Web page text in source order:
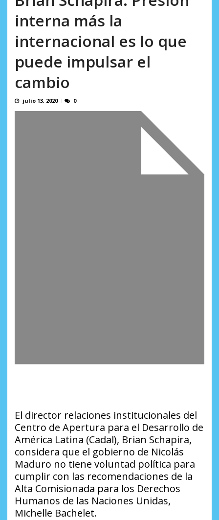
interna más la
internacional es lo que
puede impulsar el
cambio
julio 13, 2020 0
El director relaciones institucionales del
Centro de Apertura para el Desarrollo de
América Latina (Cadal), Brian Schapira,
considera que el gobierno de Nicolás
Maduro no tiene voluntad política para
cumplir con las recomendaciones de la
Alta Comisionada para los Derechos
Humanos de las Naciones Unidas,
Michelle Bachelet.